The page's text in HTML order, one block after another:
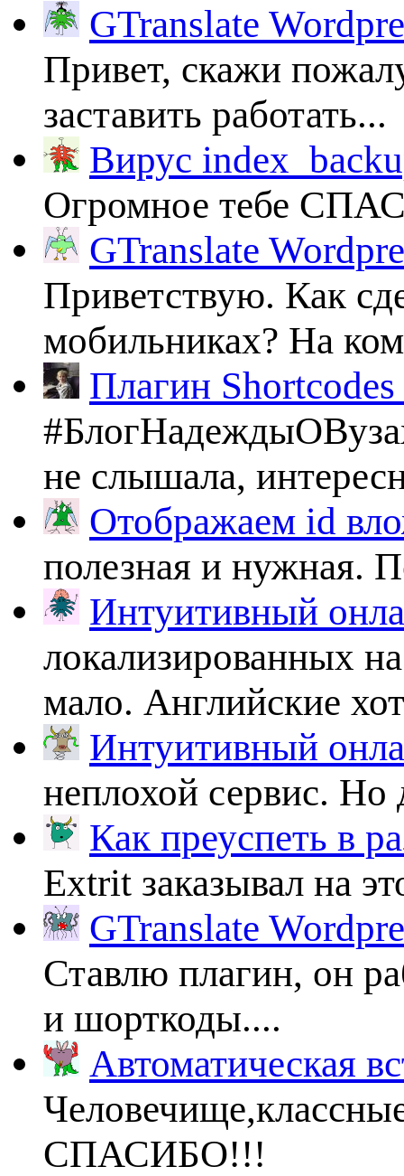
GTranslate
Привет, скажи
заставить работать...
Вирус
Огромное тебе
GTranslate
Приветствую. Как
мобильниках? На
Плагин
не слышала,
Отображаем id
полезная и нужная.
Интуитивный
локализированных
мало. Английские
Интуитивный
неплохой сервис.
Как преуспеть в
Extrit заказывал на
GTranslate
Ставлю плагин, он
и шорткоды....
Автоматическая
СПАСИБО!!!